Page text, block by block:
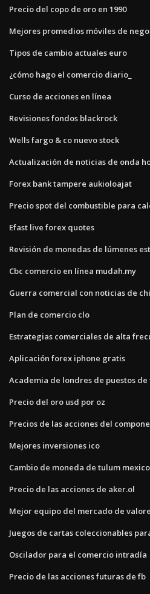
Precio del copo de oro en 1990
Mejores promedios móviles de
Tipos de cambio actuales euro
¿cómo hago el comercio diario_
Curso de acciones en línea
Revisiones fondos blackrock
Wells fargo & co nuevo stock
Actualización de noticias de onda
Forex bank tampere aukioloajat
Precio spot del combustible para
Efast live forex quotes
Revisión de monedas de lúmenes
Cbc comercio en línea mudah.my
Guerra comercial con noticias de
Plan de comercio clo
Estrategias comerciales de alta
Aplicación forex iphone gratis
Academia de londres de puestos
Precio del oro usd por oz
Precios de las acciones del
Mejores inversiones ico
Cambio de moneda de tulum mexico
Precio de las acciones de aker.ol
Mejor equipo del mercado de
Juegos de cartas coleccionables
Oscilador para el comercio intradía
Precio de las acciones futuras de fb